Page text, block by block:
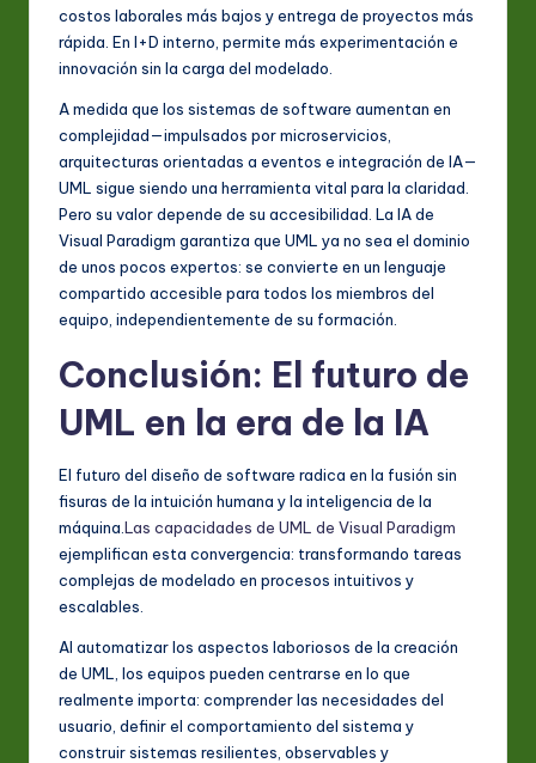
costos laborales más bajos y entrega de proyectos más
rápida. En I+D interno, permite más experimentación e
innovación sin la carga del modelado.
A medida que los sistemas de software aumentan en
complejidad—impulsados por microservicios,
arquitecturas orientadas a eventos e integración de IA—
UML sigue siendo una herramienta vital para la claridad.
Pero su valor depende de su accesibilidad. La IA de
Visual Paradigm garantiza que UML ya no sea el dominio
de unos pocos expertos: se convierte en un lenguaje
compartido accesible para todos los miembros del
equipo, independientemente de su formación.
Conclusión: El futuro de
UML en la era de la IA
El futuro del diseño de software radica en la fusión sin
fisuras de la intuición humana y la inteligencia de la
máquina. Las capacidades de UML de Visual Paradigm
ejemplifican esta convergencia: transformando tareas
complejas de modelado en procesos intuitivos y
escalables.
Al automatizar los aspectos laboriosos de la creación
de UML, los equipos pueden centrarse en lo que
realmente importa: comprender las necesidades del
usuario, definir el comportamiento del sistema y
construir sistemas resilientes, observables y